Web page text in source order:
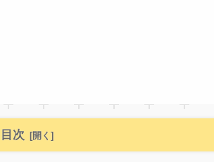
目次